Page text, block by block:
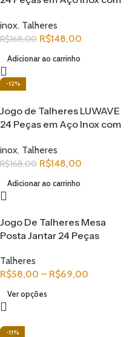
Clássico e Elegante
inox, Talheres
R$168,00 R$148,00
Adicionar ao carrinho
-12%
Jogo de Talheres LUWAVE
24 Peças em Aço Inox com
Clássico e Elegante
inox, Talheres
R$168,00 R$148,00
Adicionar ao carrinho
Jogo De Talheres Mesa
Posta Jantar 24 Peças
Talheres
R$58,00 – R$69,00
Ver opções
-11%